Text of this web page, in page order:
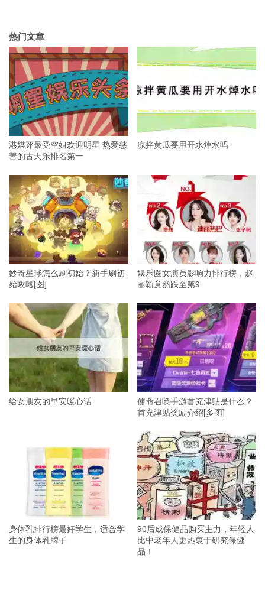
热门文章
港媒评最受空姐欢迎明星 热爱慈
善的古天乐排名第一
凉拌黄瓜要用开水焯水吗
妙奇星球怎么刷初始？新手刷初
始攻略[图]
娱乐圈女演员影响力排行榜，赵
丽颖竟然跌至第9
给女朋友的早安暖心话
使命召唤手游首充津贴是什么？
首充津贴奖励介绍[多图]
身体乳排行榜最好学生，适合学
生的身体乳牌子
90后成保健品购买主力，年轻人
比中老年人更热衷于研究保健
品！